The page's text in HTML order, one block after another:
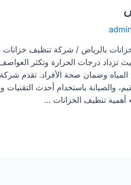
بالرياض / شركة تنظيف خزانات
تزداد درجات الحرارة وتكثر
وضمان صحة الأفراد. تقدم
والصيانة باستخدام أحدث التقنيات
تنظيف الخزانات …